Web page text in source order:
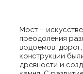
Мост –
преодоления
водоемов,
конструкции
древности и